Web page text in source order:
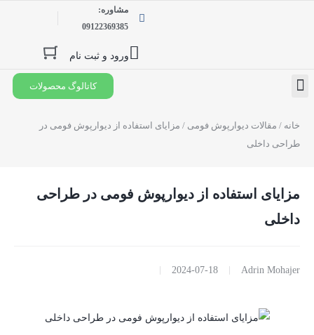
مشاوره:
09122369385
ورود و ثبت نام
کاتالوگ محصولات
خانه / مقالات دیوارپوش فومی / مزایای استفاده از دیوارپوش فومی در
طراحی داخلی
مزایای استفاده از دیوارپوش فومی در طراحی
داخلی
Adrin Mohajer
2024-07-18